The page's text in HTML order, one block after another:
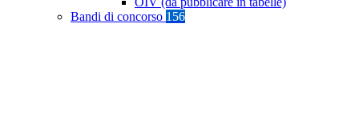
Bandi di concorso 156